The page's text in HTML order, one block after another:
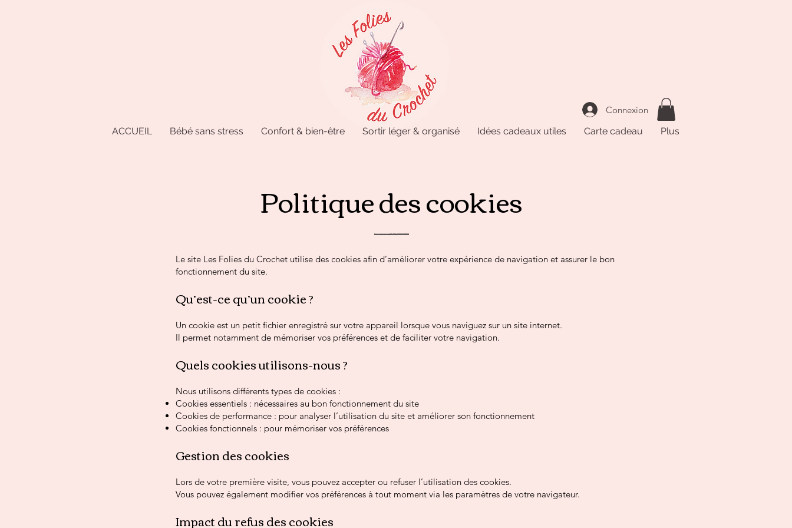
Connexion
ACCUEIL
Bébé sans stress Confort & bien-être Sortir léger & organisé Idées cadeaux utiles Carte cadeau Plus
Politique des cookies
Le site Les Folies du Crochet utilise des cookies afin d’améliorer votre expérience de navigation et assurer le bon
fonctionnement du site.
Qu’est-ce qu’un cookie ?
Un cookie est un petit fichier enregistré sur votre appareil lorsque vous naviguez sur un site internet.
Il permet notamment de mémoriser vos préférences et de faciliter votre navigation.
Quels cookies utilisons-nous ?
Nous utilisons différents types de cookies :
Cookies essentiels : nécessaires au bon fonctionnement du site
Cookies de performance : pour analyser l’utilisation du site et améliorer son fonctionnement
Cookies fonctionnels : pour mémoriser vos préférences
Gestion des cookies
Lors de votre première visite, vous pouvez accepter ou refuser l’utilisation des cookies.
Vous pouvez également modifier vos préférences à tout moment via les paramètres de votre navigateur.
Impact du refus des cookies